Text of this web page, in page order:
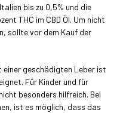
bis zu 0,5% und die
THC im CBD Öl. Um nicht
sollte vor dem Kauf der
einer geschädigten Leber ist
Für Kinder und für
besonders hilfreich. Bei
ist es möglich, dass das